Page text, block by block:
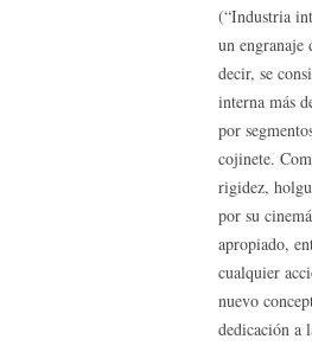
(“Industria
un
decir, se
interna más
por
cojinete.
rigidez,
por su
apropiado,
cualquier
nuevo
dedicación a